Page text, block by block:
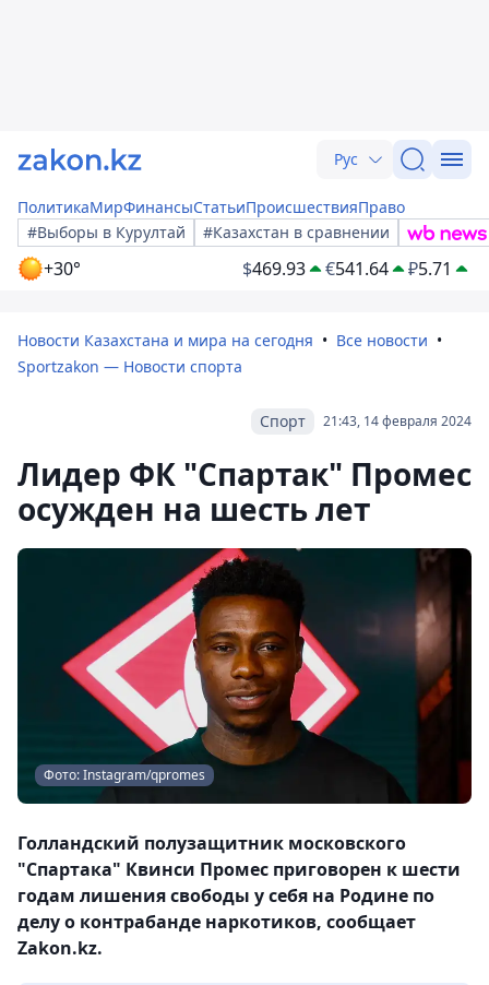
Рус
ПолитикаМирФинансыСтатьиПроисшествияПраво
#Выборы в Курултай
#Казахстан в сравнении
+30° $469.93 €541.64 ₽5.71
Новости Казахстана и мира на сегодня
Все новости
Sportzakon — Новости спорта
21:43, 14 февраля 2024
Спорт
Лидер ФК "Спартак" Промес
осужден на шесть лет
Фото: Instagram/qpromes
Голландский полузащитник московского
"Спартака" Квинси Промес приговорен к шести
годам лишения свободы у себя на Родине по
делу о контрабанде наркотиков, сообщает
Zakon.kz.